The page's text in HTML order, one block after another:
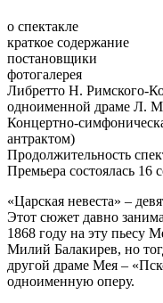
о спектакле
краткое содержание
постановщики
фотогалерея
Либретто Н. Римского-
одноименной драме Л.
Концертно-
антрактом)
Продолжительность
Премьера состоялась 16
«Царская невеста» –
Этот сюжет давно
1868 году на эту пьесу
Милий Балакирев, но
другой драме Мея –
одноименную оперу.